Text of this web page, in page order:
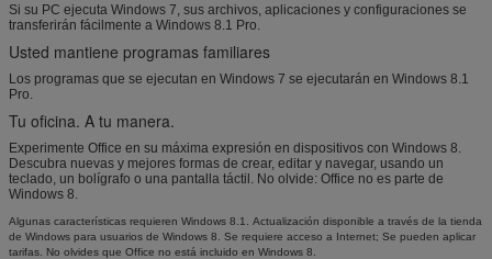
Si su PC ejecuta Windows 7, sus archivos, aplicaciones y configuraciones se
transferirán fácilmente a Windows 8.1 Pro.
Usted mantiene programas familiares
Los programas que se ejecutan en Windows 7 se ejecutarán en Windows 8.1
Pro.
Tu oficina. A tu manera.
Experimente Office en su máxima expresión en dispositivos con Windows 8.
Descubra nuevas y mejores formas de crear, editar y navegar, usando un
teclado, un bolígrafo o una pantalla táctil. No olvide: Office no es parte de
Windows 8.
Algunas características requieren Windows 8.1.
Actualización disponible a través de la tienda
de Windows para usuarios de Windows 8.
Se requiere acceso a Internet; Se pueden aplicar
tarifas.
No olvides que Office no está incluido en Windows 8.